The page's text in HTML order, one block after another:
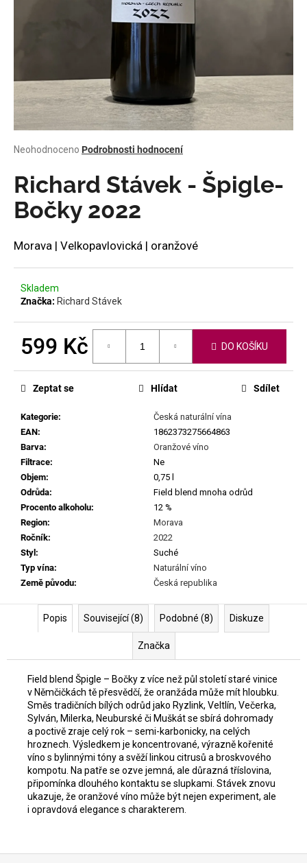
Průměrné
produktu
je
0,0
hvězdiček.
Neohodnoceno Podrobnosti hodnocení
Richard Stávek - Špigle-
Bočky 2022
Morava | Velkopavlovická | oranžové
Skladem
Značka: Richard Stávek
599 Kč DO KOŠÍKU
Kategorie:
Česká naturální vína
EAN:
1862373275664863
Barva:
Oranžové víno
Filtrace:
Ne
Objem:
0,75 l
Odrůda:
Field blend mnoha odrůd
Procento alkoholu:
12 %
Region:
Morava
Ročník:
2022
Styl :
Suché
Typ vína:
Naturální víno
Země původu: Česká republika
Zeptat se Hlídat Sdílet
Popis Související (8) Podobné (8) Diskuze
Značka
Field blend Špigle – Bočky z více než půl století staré vinice
v Němčičkách tě přesvědčí, že oranžáda může mít hloubku.
Směs tradičních bílých odrůd jako Ryzlink, Veltlín, Večerka,
Sylván, Milerka, Neuburské či Muškát se sbírá dohromady
a poctivě zraje celý rok – semi-karbonicky, na celých
hroznech. Výsledkem je koncentrované, výrazně kořenité
víno s bylinnými tóny a svěží linkou citrusů a broskvového
kompotu. Na patře se ozve jemná, ale důrazná tříslovina,
připomínka dlouhého kontaktu se slupkami. Stávek znovu
ukazuje, že oranžové víno může být nejen experiment, ale
i opravdová elegance s charakterem.
?
D
p
o
u
č
u
m
e
SEPP
MUSTER
GRAF
SAUVIGNON
2022
929
Kč